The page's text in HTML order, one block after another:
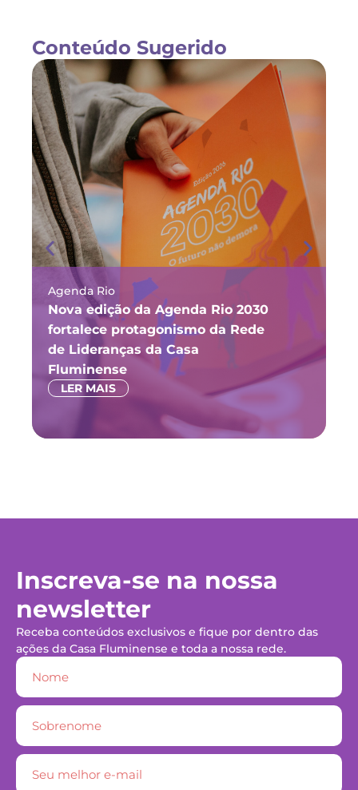
Conteúdo Sugerido
Agenda Rio
Nova edição da Agenda Rio 2030
fortalece protagonismo da Rede
de Lideranças da Casa
Fluminense
LER MAIS
Inscreva-se na nossa
newsletter
Receba conteúdos exclusivos e fique por dentro das
ações da Casa Fluminense e toda a nossa rede.